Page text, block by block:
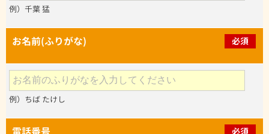
例）千葉 猛
お名前(ふりがな) 必須
例）ちば たけし
必須